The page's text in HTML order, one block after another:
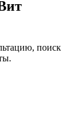
поиск